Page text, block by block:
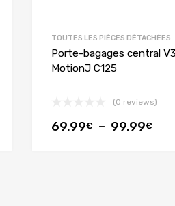
Choix des options
TOUTES LES PIÈCES DÉTACHÉES
Porte-bagages central V3
MotionJ C125
(0 reviews)
69.99€ – 99.99€